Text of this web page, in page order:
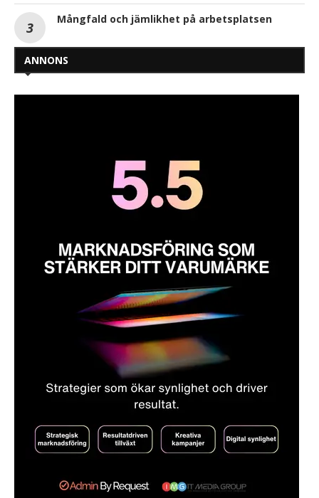
Mångfald och jämlikhet på arbetsplatsen
ANNONS